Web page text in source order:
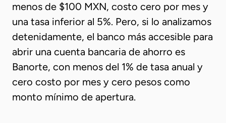
menos de $100 MXN, costo cero por mes y
una tasa inferior al 5%. Pero, si lo analizamos
detenidamente, el banco más accesible para
abrir una cuenta bancaria de ahorro es
Banorte, con menos del 1% de tasa anual y
cero costo por mes y cero pesos como
monto mínimo de apertura.